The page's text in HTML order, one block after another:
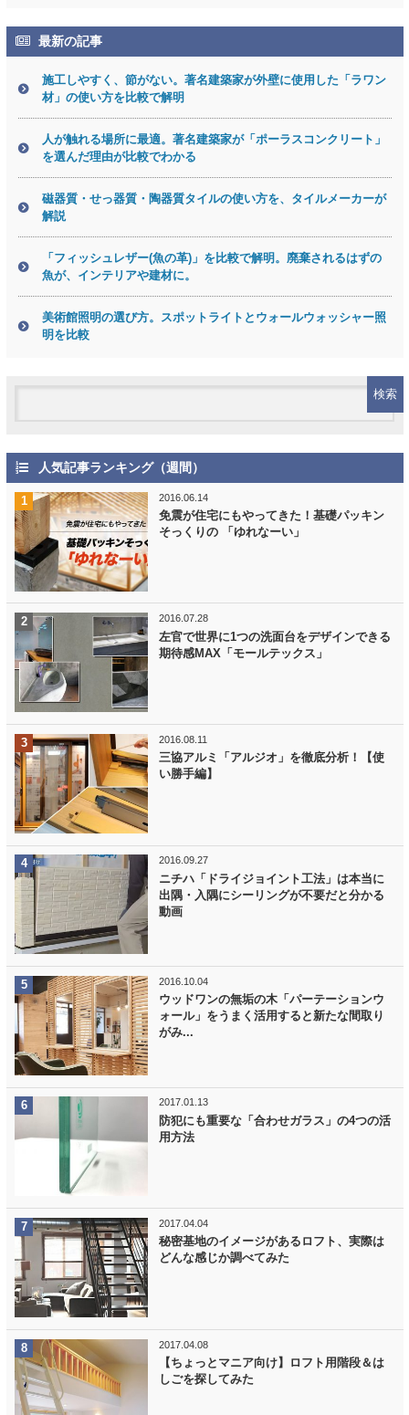
最新の記事
施工しやすく、節がない。著名建築家が外壁に使用した「ラワン
材」の使い方を比較で解明
人が触れる場所に最適。著名建築家が「ポーラスコンクリート」
を選んだ理由が比較でわかる
磁器質・せっ器質・陶器質タイルの使い方を、タイルメーカーが
解説
「フィッシュレザー(魚の革)」を比較で解明。廃棄されるはずの
魚が、インテリアや建材に。
美術館照明の選び方。スポットライトとウォールウォッシャー照
明を比較
人気記事ランキング（週間）
2016.06.14
免震が住宅にもやってきた！基礎パッキン
そっくりの 「ゆれなーい」
2016.07.28
左官で世界に1つの洗面台をデザインできる
期待感MAX「モールテックス」
2016.08.11
三協アルミ「アルジオ」を徹底分析！【使
い勝手編】
2016.09.27
ニチハ「ドライジョイント工法」は本当に
出隅・入隅にシーリングが不要だと分かる
動画
2016.10.04
ウッドワンの無垢の木「パーテーションウ
ォール」をうまく活用すると新たな間取り
がみ...
2017.01.13
防犯にも重要な「合わせガラス」の4つの活
用方法
2017.04.04
秘密基地のイメージがあるロフト、実際は
どんな感じか調べてみた
2017.04.08
【ちょっとマニア向け】ロフト用階段＆は
しごを探してみた